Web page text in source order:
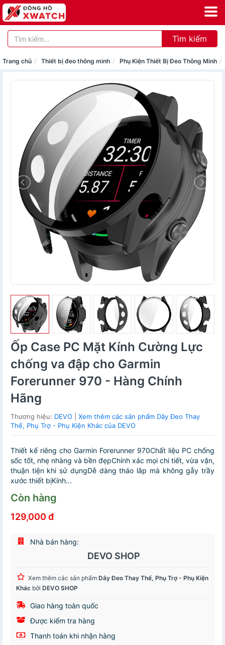
Tìm kiếm
Trang chủ Thiết bị đeo thông minh Phụ Kiện Thiết Bị Đeo Thông Minh
Ốp Case PC Mặt Kính Cường Lực
chống va đập cho Garmin
Forerunner 970 - Hàng Chính
Hãng
Thương hiệu: DEVO
Xem thêm các sản phẩm Dây Đeo Thay
Thế, Phụ Trợ - Phụ Kiện Khác của DEVO
Thiết kế riêng cho Garmin Forerunner 970Chất liệu PC chống
sốc tốt, nhẹ nhàng và bền đẹpChính xác mọi chi tiết, vừa vặn,
thuận tiện khi sử dụngDễ dàng tháo lắp mà không gåy trầy
xước thiết bịKính...
Còn hàng
129,000 đ
Nhà bán hàng:
DEVO SHOP
Xem thêm các sản phẩm Dây Đeo Thay Thế, Phụ Trợ - Phụ Kiện
Khác bởi DEVO SHOP
Giao hàng toàn quốc
Được kiểm tra hàng
Thanh toán khi nhận hàng